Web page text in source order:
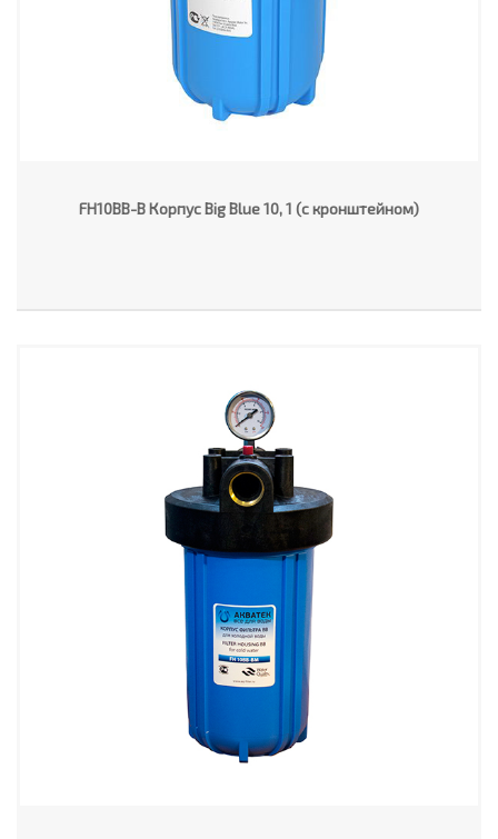
FH10BB-В Корпус Big Blue 10, 1 (с кронштейном)